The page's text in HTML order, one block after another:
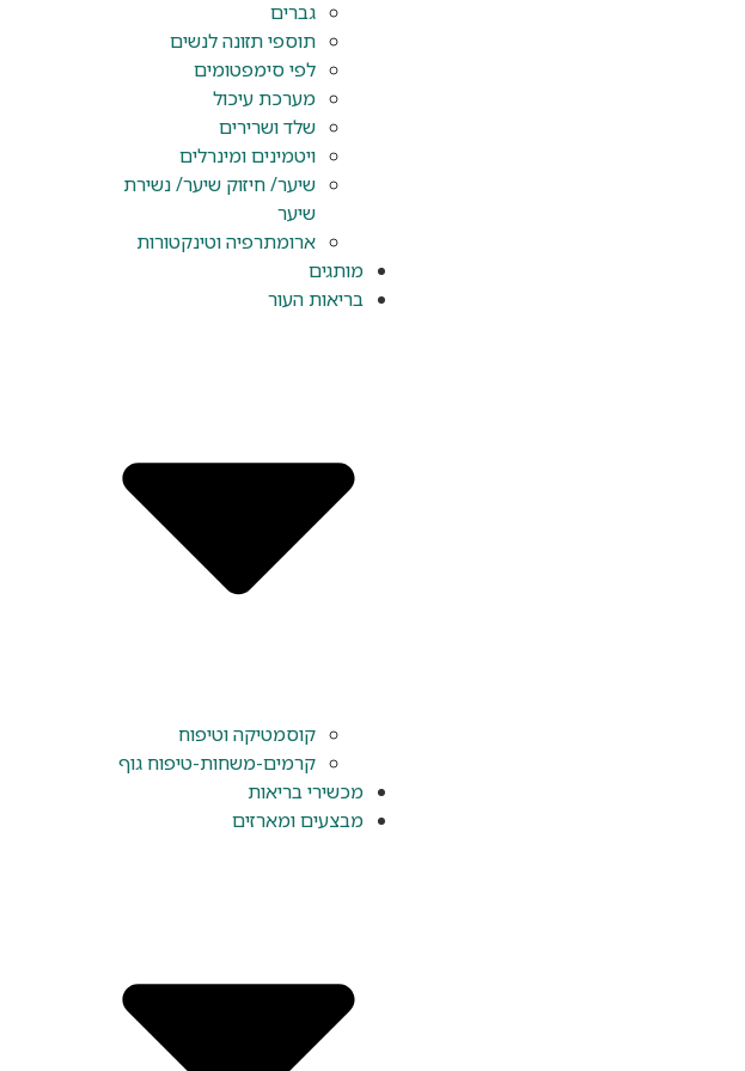
גברים
תוספי תזונה לנשים
לפי סימפטומים
מערכת עיכול
שלד ושרירים
ויטמינים ומינרלים
שיער/ חיזוק שיער/ נשירת
שיער
ארומתרפיה וטינקטורות
מותגים
בריאות העור
קוסמטיקה וטיפוח
קרמים-משחות-טיפוח גוף
מכשירי בריאות
מבצעים ומארזים